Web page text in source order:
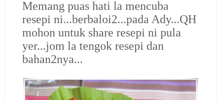
Memang puas hati la mencuba
resepi ni...berbaloi2...pada Ady...QH
mohon untuk share resepi ni pula
yer...jom la tengok resepi dan
bahan2nya...